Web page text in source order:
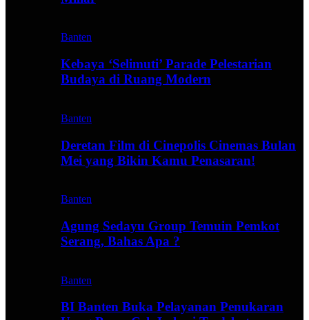
Banten
Kebaya ‘Selimuti’ Parade Pelestarian
Budaya di Ruang Modern
Banten
Deretan Film di Cinepolis Cinemas Bulan
Mei yang Bikin Kamu Penasaran!
Banten
Agung Sedayu Group Temuin Pemkot
Serang, Bahas Apa ?
Banten
BI Banten Buka Pelayanan Penukaran